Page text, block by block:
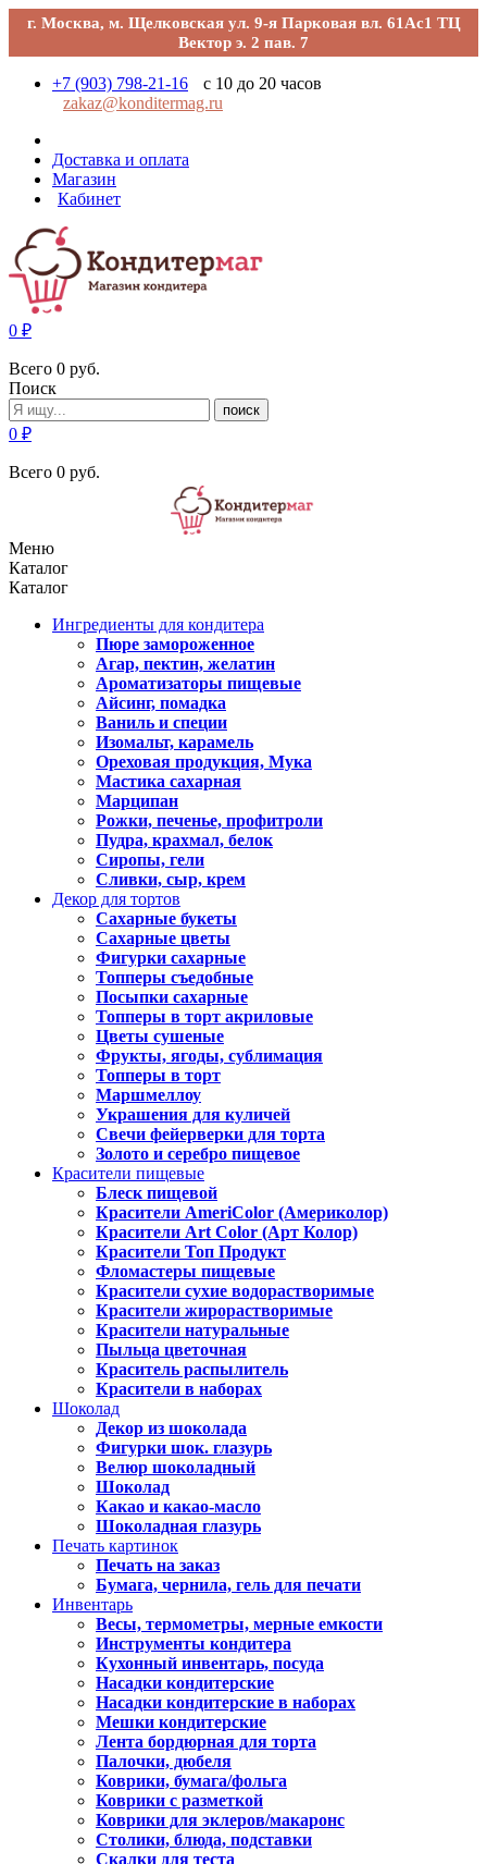
г. Москва, м. Щелковская ул. 9-я Парковая вл. 61Ас1 ТЦ
Вектор э. 2 пав. 7
+7 (903) 798-21-16
с 10 до 20 часов
zakaz@konditermag.ru
Доставка и оплата
Магазин
Кабинет
0 ₽
Всего 0 руб.
Поиск
поиск
0 ₽
Всего 0 руб.
Меню
Каталог
Каталог
Ингредиенты для кондитера
Пюре замороженное
Агар, пектин, желатин
Ароматизаторы пищевые
Айсинг, помадка
Ваниль и специи
Изомальт, карамель
Ореховая продукция, Мука
Мастика сахарная
Марципан
Рожки, печенье, профитроли
Пудра, крахмал, белок
Сиропы, гели
Сливки, сыр, крем
Декор для тортов
Сахарные букеты
Сахарные цветы
Фигурки сахарные
Топперы съедобные
Посыпки сахарные
Топперы в торт акриловые
Цветы сушеные
Фрукты, ягоды, сублимация
Топперы в торт
Маршмеллоу
Украшения для куличей
Свечи фейерверки для торта
Золото и серебро пищевое
Красители пищевые
Блеск пищевой
Красители AmeriColor (Америколор)
Красители Art Color (Арт Колор)
Красители Топ Продукт
Фломастеры пищевые
Красители сухие водорастворимые
Красители жирорастворимые
Красители натуральные
Пыльца цветочная
Краситель распылитель
Красители в наборах
Шоколад
Декор из шоколада
Фигурки шок. глазурь
Велюр шоколадный
Шоколад
Какао и какао-масло
Шоколадная глазурь
Печать картинок
Печать на заказ
Бумага, чернила, гель для печати
Инвентарь
Весы, термометры, мерные емкости
Инструменты кондитера
Кухонный инвентарь, посуда
Насадки кондитерские
Насадки кондитерские в наборах
Мешки кондитерские
Лента бордюрная для торта
Палочки, дюбеля
Коврики, бумага/фольга
Коврики с разметкой
Коврики для эклеров/макаронс
Столики, блюда, подставки
Скалки для теста